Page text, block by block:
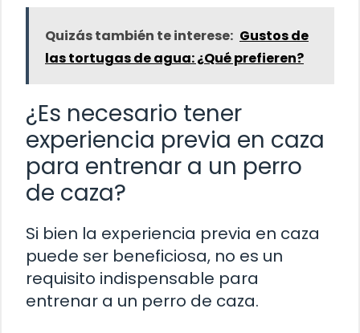
Quizás también te interese: Gustos de
las tortugas de agua: ¿Qué prefieren?
¿Es necesario tener
experiencia previa en caza
para entrenar a un perro
de caza?
Si bien la experiencia previa en caza
puede ser beneficiosa, no es un
requisito indispensable para
entrenar a un perro de caza.